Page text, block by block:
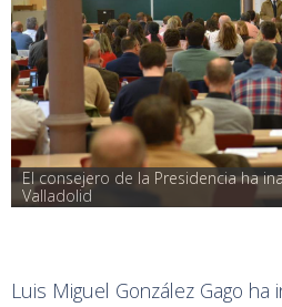
El consejero de la Presidencia ha
Valladolid
Luis Miguel González Gago ha